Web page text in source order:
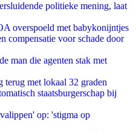
politieke mening, laat
overspoeld met babykonijntjes
compensatie voor schade door
man die agenten stak met
terug met lokaal 32 graden
staatsburgerschap bij
op: 'stigma op